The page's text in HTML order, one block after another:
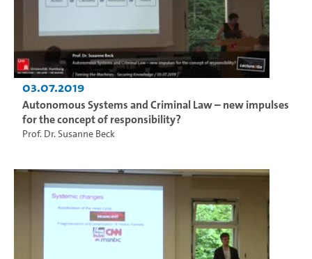
03.07.2019
Autonomous Systems and Criminal Law – new impulses
for the concept of responsibility?
Prof. Dr. Susanne Beck